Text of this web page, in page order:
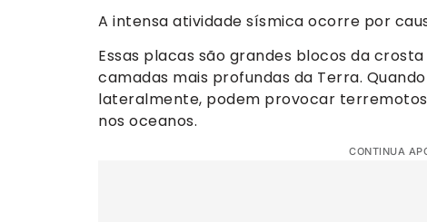
A intensa atividade sísmica ocorre por
Essas placas são grandes blocos da
camadas mais profundas da Terra.
lateralmente, podem provocar
nos oceanos.
CONTINUA